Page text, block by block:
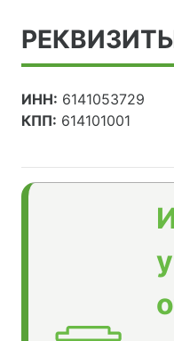
ИНН: 6141053729
КПП: 614101001